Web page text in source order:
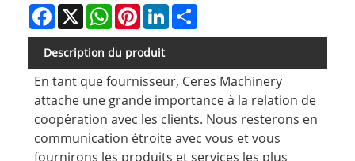
Facebook
X WhatsAppPinterestLinkedIn
Description du produit
En tant que fournisseur, Ceres Machinery
attache une grande importance à la relation de
coopération avec les clients. Nous resterons en
communication étroite avec vous et vous
fournirons les produits et services les plus